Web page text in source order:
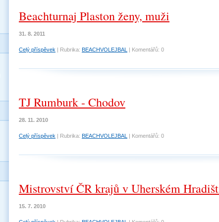
Beachturnaj Plaston ženy, muži
31. 8. 2011
Celý příspěvek | Rubrika: BEACHVOLEJBAL | Komentářů: 0
TJ Rumburk - Chodov
28. 11. 2010
Celý příspěvek | Rubrika: BEACHVOLEJBAL | Komentářů: 0
Mistrovství ČR krajů v Uherském
15. 7. 2010